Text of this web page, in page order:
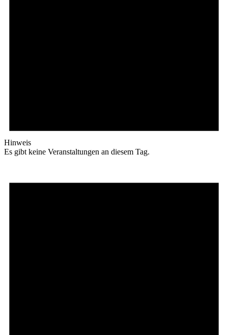
Hinweis
Es gibt keine Veranstaltungen an diesem Tag.